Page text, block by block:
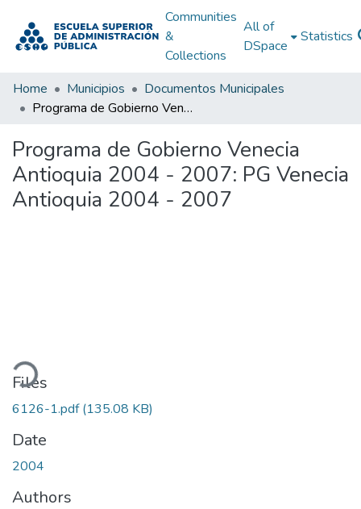
Communities
&
Collections
All of
DSpace
Statistics
Home Municipios
Documentos Municipales
Programa de Gobierno Venecia Antioquia 2004 - 2007: PG Venecia Antioquia 2004 - 2007
Programa de Gobierno Venecia
Antioquia 2004 - 2007: PG Venecia
Antioquia 2004 - 2007
Files
6126-1.pdf(135.08 KB)
Date
2004
Authors